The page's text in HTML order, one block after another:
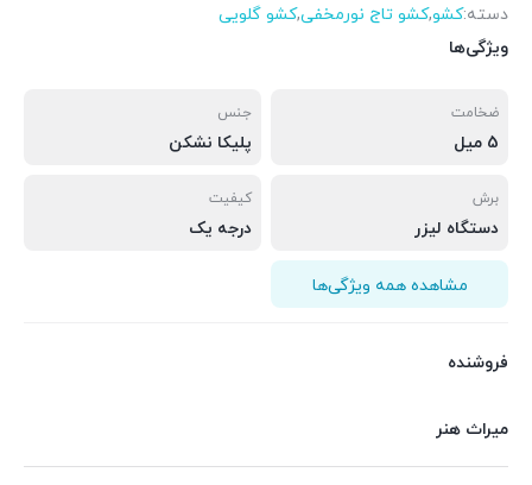
دسته:کشو,کشو تاج نورمخفی,کشو گلویی
ویژگی‌ها
ضخامت
5 میل
جنس
پلیکا نشکن
برش
دستگاه لیزر
کیفیت
درجه یک
مشاهده همه ویژگی‌ها
فروشنده
میراث هنر